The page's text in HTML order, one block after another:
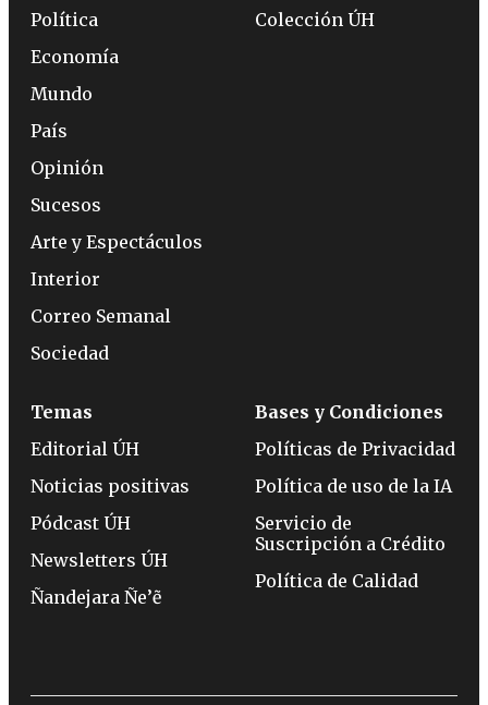
Política
Economía
Mundo
País
Opinión
Sucesos
Arte y Espectáculos
Interior
Correo Semanal
Sociedad
Colección ÚH
Temas
Editorial ÚH
Noticias positivas
Pódcast ÚH
Newsletters ÚH
Ñandejara Ñe’ẽ
Bases y Condiciones
Políticas de Privacidad
Política de uso de la IA
Servicio de
Suscripción a Crédito
Política de Calidad